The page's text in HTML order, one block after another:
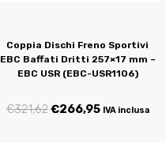
Coppia Dischi Freno Sportivi
EBC Baffati Dritti 257×17 mm –
EBC USR (EBC-USR1106)
€321,62€266,95 IVA inclusa